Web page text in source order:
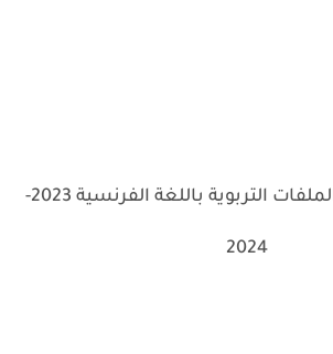
واجهات مختلف الملفات التربوية باللغة الفرنسية 2023-
2024